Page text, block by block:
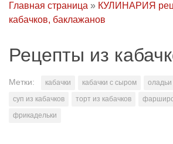
Главная страница » КУЛИНАРИЯ
кабачков, баклажанов
Рецепты из
Метки: кабачки кабачки с сыром оладьи
суп из кабачков
торт из кабачков
фрикадельки